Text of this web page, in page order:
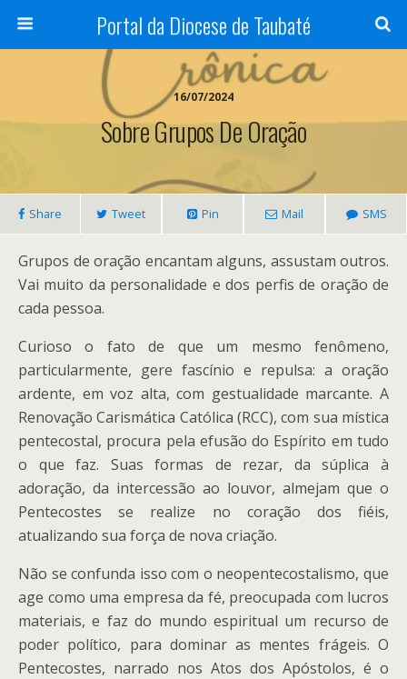
Portal da Diocese de Taubaté
16/07/2024
Sobre Grupos De Oração
Share Tweet Pin Mail SMS
Grupos de oração encantam alguns, assustam outros.
Vai muito da personalidade e dos perfis de oração de
cada pessoa.
Curioso o fato de que um mesmo fenômeno,
particularmente, gere fascínio e repulsa: a oração
ardente, em voz alta, com gestualidade marcante. A
Renovação Carismática Católica (RCC), com sua mística
pentecostal, procura pela efusão do Espírito em tudo
o que faz. Suas formas de rezar, da súplica à
adoração, da intercessão ao louvor, almejam que o
Pentecostes se realize no coração dos fiéis,
atualizando sua força de nova criação.
Não se confunda isso com o neopentecostalismo, que
age como uma empresa da fé, preocupada com lucros
materiais, e faz do mundo espiritual um recurso de
poder político, para dominar as mentes frágeis. O
Pentecostes, narrado nos Atos dos Apóstolos, é o